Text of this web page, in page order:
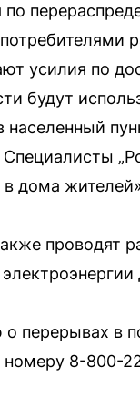
усилия по
будут
населенный
Специалисты
в дома
проводят
перерывах в
номеру 8-800-